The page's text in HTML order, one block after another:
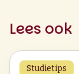
Lees ook
Studietips